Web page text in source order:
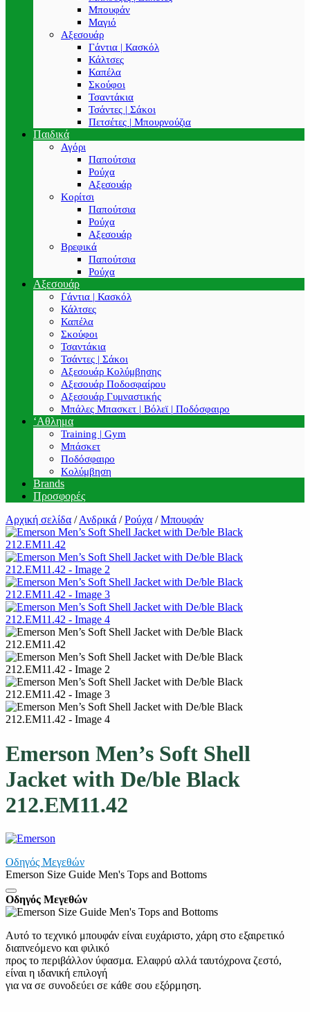
Μπουφάν
Μαγιό
Αξεσουάρ
Γάντια | Κασκόλ
Κάλτσες
Καπέλα
Σκούφοι
Τσαντάκια
Τσάντες | Σάκοι
Πετσέτες | Μπουρνούζια
Παιδικά
Αγόρι
Παπούτσια
Ρούχα
Αξεσουάρ
Κορίτσι
Παπούτσια
Ρούχα
Αξεσουάρ
Βρεφικά
Παπούτσια
Ρούχα
Αξεσουάρ
Γάντια | Κασκόλ
Κάλτσες
Καπέλα
Σκούφοι
Τσαντάκια
Τσάντες | Σάκοι
Αξεσουάρ Κολύμβησης
Αξεσουάρ Ποδοσφαίρου
Αξεσουάρ Γυμναστικής
Μπάλες Μπασκετ | Βόλεϊ | Ποδόσφαιρο
‘Αθλημα
Training | Gym
Μπάσκετ
Ποδόσφαιρο
Κολύμβηση
Brands
Προσφορές
Αρχική σελίδα /Ανδρικά / Ρούχα / Μπουφάν
Emerson Men’s Soft Shell
Jacket with De/ble Black
212.EM11.42
Οδηγός Μεγεθών
Emerson Size Guide Men's Tops and Bottoms
Οδηγός Μεγεθών
Αυτό το τεχνικό μπουφάν είναι ευχάριστο, χάρη στο εξαιρετικό
διαπνεόμενο και φιλικό
προς το περιβάλλον ύφασμα. Ελαφρύ αλλά ταυτόχρονα ζεστό,
είναι η ιδανική επιλογή
για να σε συνοδεύει σε κάθε σου εξόρμηση.